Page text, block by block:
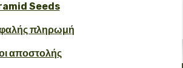
10% για την κριτική σας!
Seeds
πληρωμή
αποστολής